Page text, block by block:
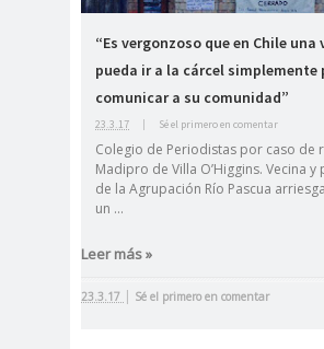
#Noticias #Asamblea
#Colegiodeperiodistas
#PrensaProte
gida
1 de
mayo
11 de
septiembre
18 de
octubre
1DEMAY
O
8demarz
aborto
Abraham
abusos
“Es vergonzoso que en Chile una
pueda ir a la cárcel simplemente
comunicar a su comunidad”
23.3.17 | Sé el primero en comentar
Colegio de Periodistas por caso de
Madipro de Villa O’Higgins. Vecina y
de la Agrupación Río Pascua
un ...
Leer más »
23.3.17 | Sé el primero en comentar